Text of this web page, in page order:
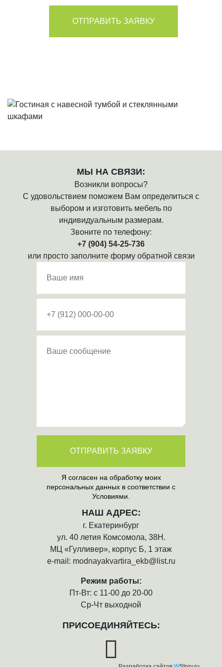
ОТПРАВИТЬ ЗАЯВКУ
МЫ НА СВЯЗИ:
Возникли вопросы?
С удовольствием поможем Вам определиться с
выбором и изготовить мебель по
индивидуальным размерам.
Звоните по телефону:
+7 (904) 54-25-736
или просто заполните форму обратной связи
ОТПРАВИТЬ ЗАЯВКУ
Я согласен на обработку моих
персональных данных в соответствии с
Условиями.
НАШ АДРЕС:
г. Екатеринбург
ул. 40 летия Комсомола, 38Н.
МЦ «Гулливер», корпус Б, 1 этаж
e-mail: modnayakvartira_ekb@list.ru
Режим работы:
Пт-Вт: с 11-00 до 20-00
Ср-Чт выходной
ПРИСОЕДИНЯЙТЕСЬ: